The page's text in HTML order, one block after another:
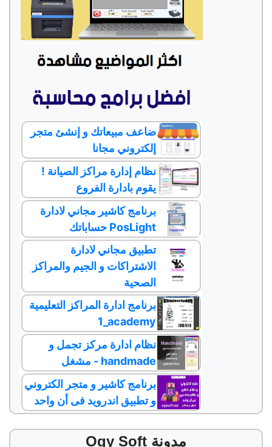
ضاعف مبيعاتك و إنشئ متجر
إلكتروني مجانا
نظام إدارة مراكز الصيانة !
يقوم بادارة الفروع
برنامج كاشير مجاني لادارة
حساباتك PosLight
تطبيق مجاني لادارة
الاشتراكات و الجيم والمراكز
الصحية
برنامج ادارة المراكز التعليمية
1_academy
نظام ادارة مركز تجمل و
مشغل - handmade
برنامج كاشير و متجر الكتروني
و تطبيق اندرويد فى أن واحد
Ogy Soft مدونة